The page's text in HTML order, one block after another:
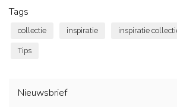
Tags
collectie inspiratie inspiratie
Tips
Nieuwsbrief